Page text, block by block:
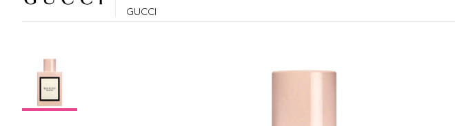
GUCCI